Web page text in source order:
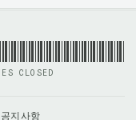
CLOSED
공지사항